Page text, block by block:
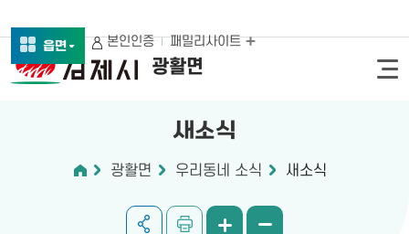
광활면
읍면 본인인증 패밀리사이트
새소식
광활면 우리동네 소식 새소식